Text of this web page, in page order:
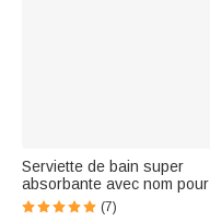
Serviette de bain super
absorbante avec nom pour
tapis de yoga Cadeau
(7)